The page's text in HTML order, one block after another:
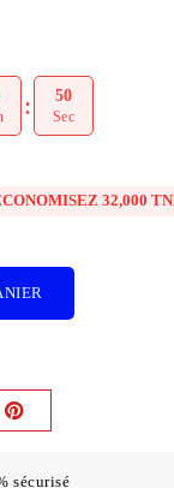
49
Sec
32,000
sécurisé